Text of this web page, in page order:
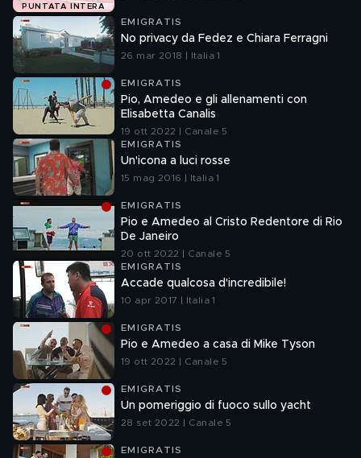
PUNTATA INTERA
EMIGRATIS
No privacy da Fedez e Chiara Ferragni
26 mar 2018 | Italia 1
EMIGRATIS
Pio, Amedeo e gli allenamenti con
Elisabetta Canalis
19 ott 2022 | Canale 5
EMIGRATIS
Un'icona a luci rosse
15 mag 2016 | Italia 1
EMIGRATIS
Pio e Amedeo al Cristo Redentore di Rio
De Janeiro
20 ott 2022 | Canale 5
EMIGRATIS
Accade qualcosa d'incredibile!
10 apr 2017 | Italia 1
EMIGRATIS
Pio e Amedeo a casa di Mike Tyson
19 ott 2022 | Canale 5
EMIGRATIS
Un pomeriggio di fuoco sullo yacht
28 set 2022 | Canale 5
EMIGRATIS